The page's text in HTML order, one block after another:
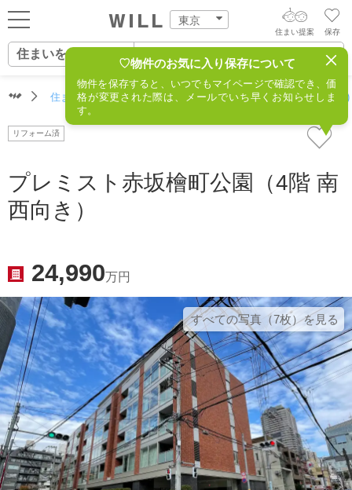
東京
ログイン
新規会員登録
住まいを売る
店舗案内
スタッフ紹介
会社案内
保存
住まい提案
住まいをさがす
住まいをさがす
営業所をさがす
スタッフをさがす
AIウィルくんの提案
AI査定・チャット相談する
価格査定を依頼する
住まいをさがす（東京） 住所からさがす 不動産(港区)
♡物件のお気に入り保存について
物件を保存すると、いつでもマイページで確認でき、価
格が変更された際は、メールでいち早くお知らせしま
す。
リフォーム済
プレミスト赤坂檜町公園（4階 南
西向き）
24,990万円
すべての写真（7枚）を⾒る